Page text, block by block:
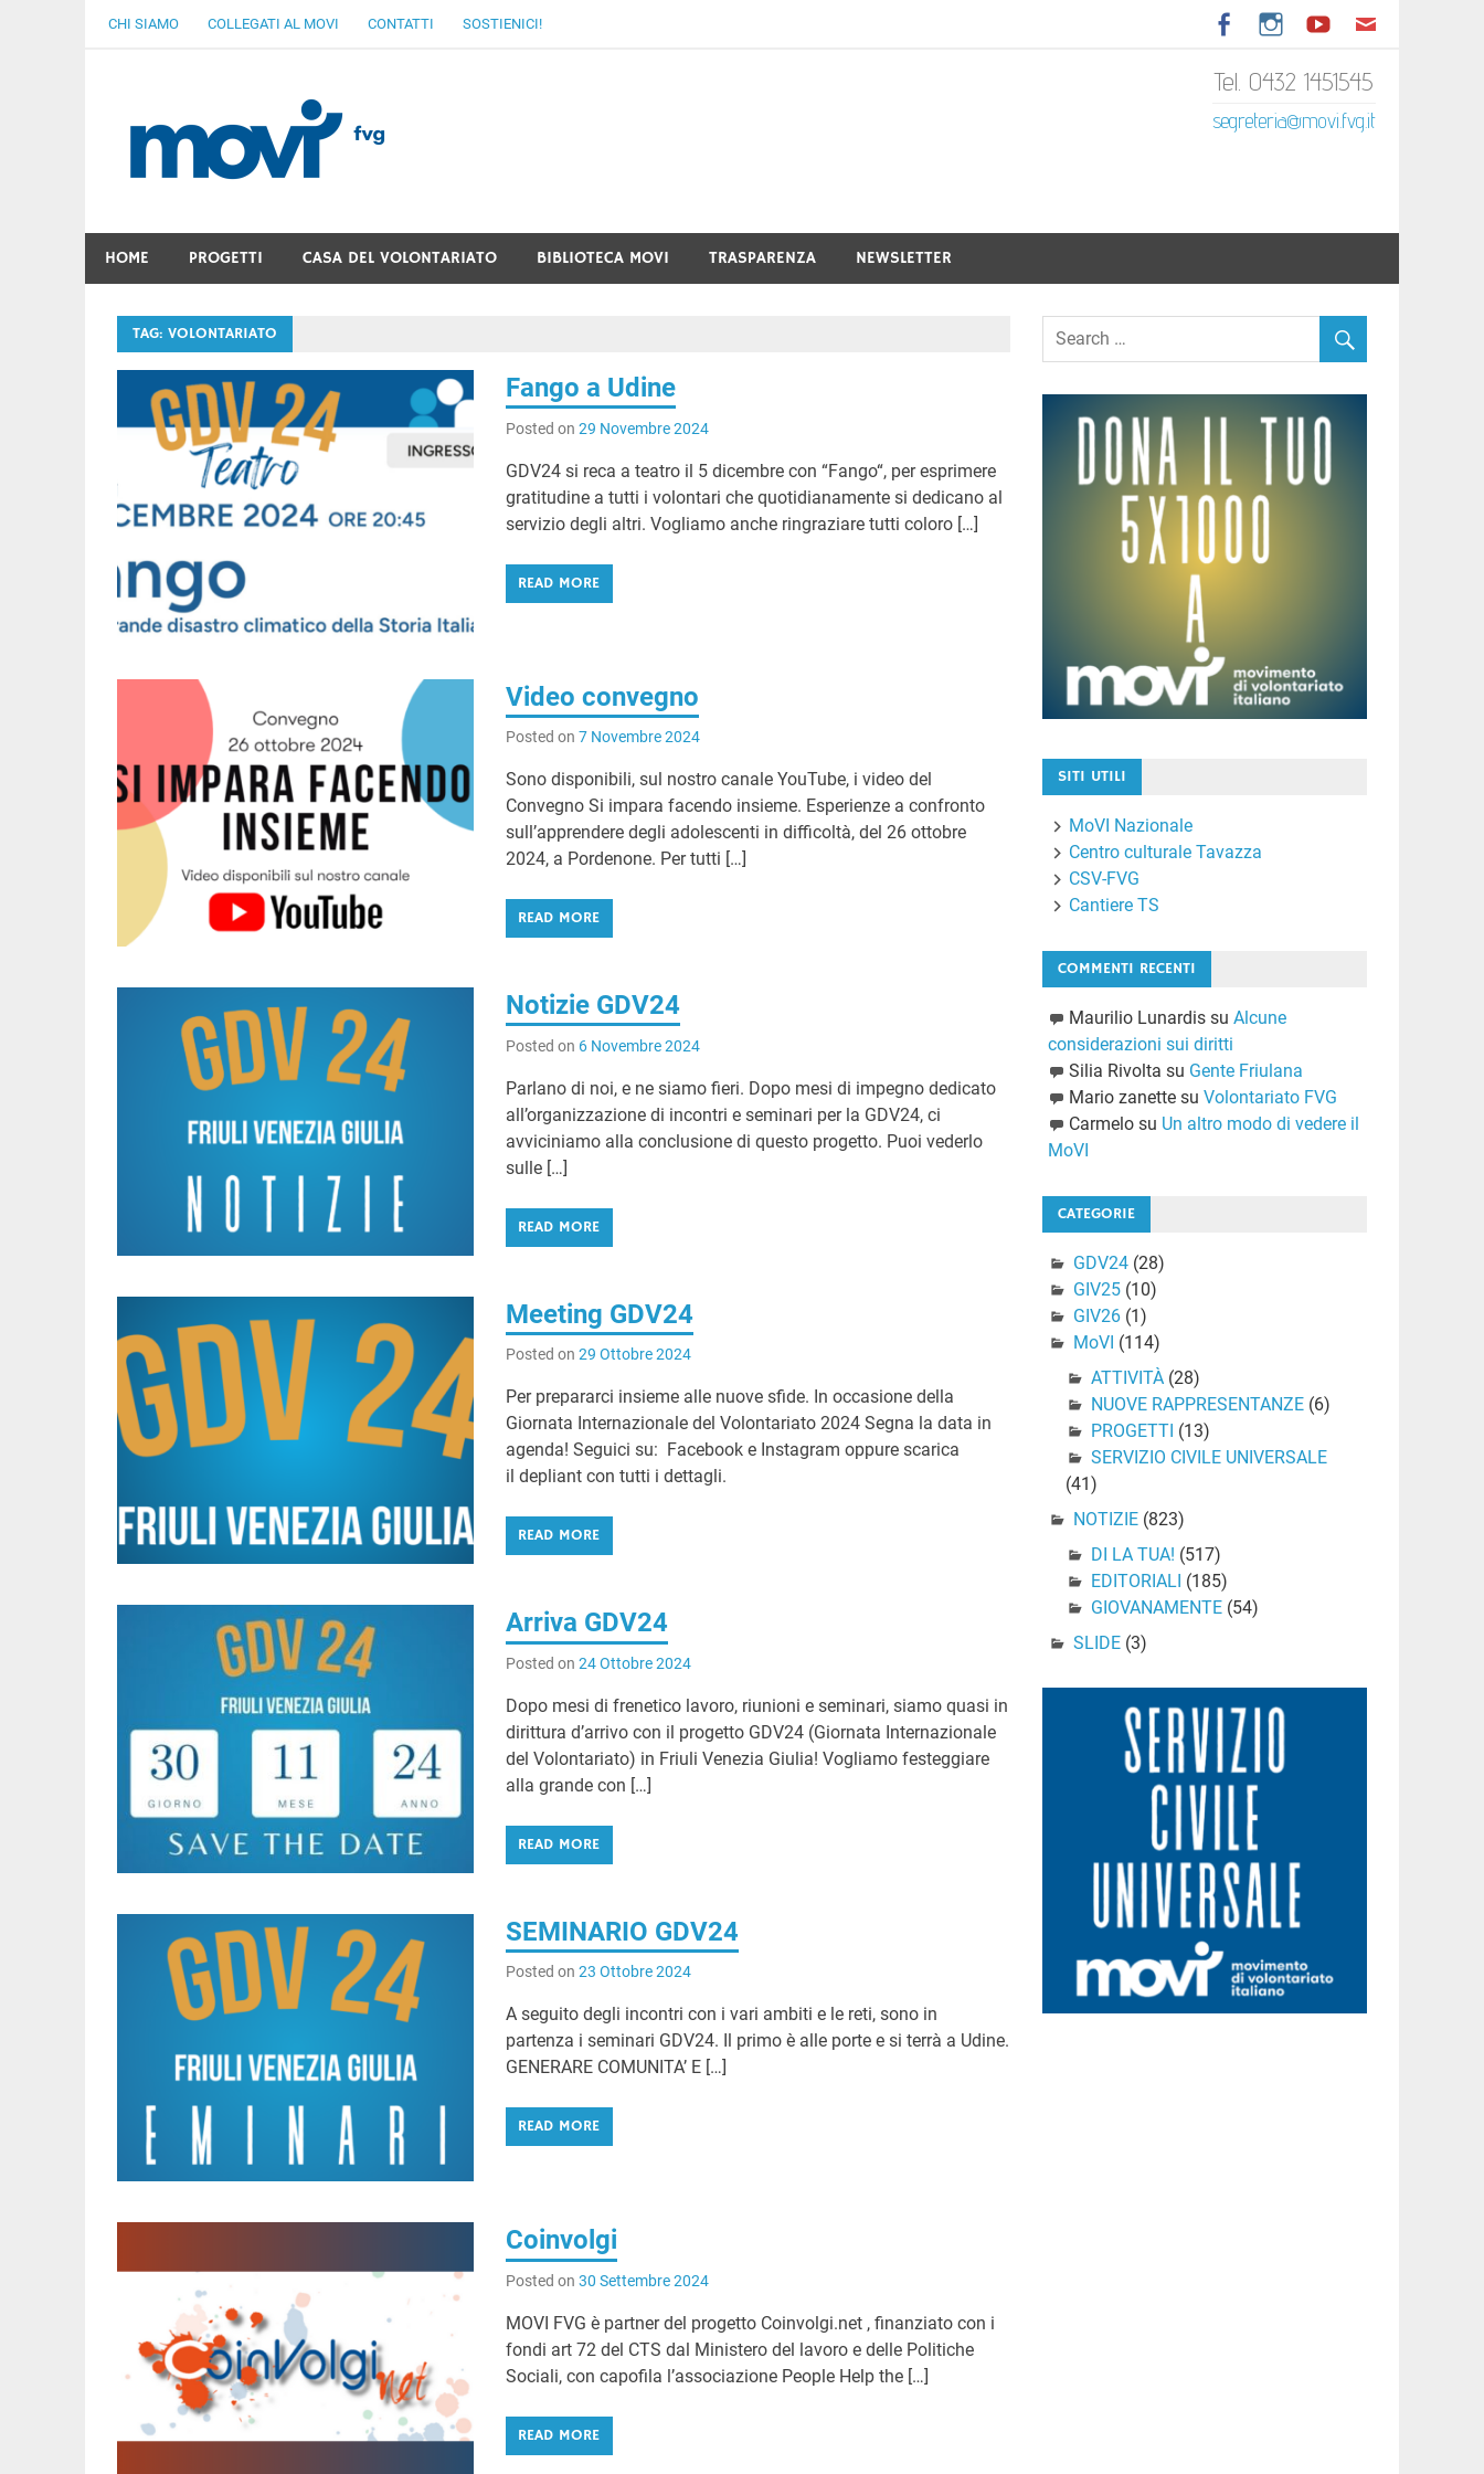
CHI SIAMO COLLEGATI AL MOVI CONTATTI SOSTIENICI!
MoVI FVG – Movimento di Volontariato Italiano del Friuli
Tel. 0432 1451545
segreteria@movi.fvg.it
HOME PROGETTI CASA DEL VOLONTARIATO BIBLIOTECA MOVI TRASPARENZA NEWSLETTER
TAG: VOLONTARIATO
Fango a Udine
Posted on29 Novembre 2024
GDV24 si reca a teatro il 5 dicembre con “Fango“, per esprimere
gratitudine a tutti i volontari che quotidianamente si dedicano al
servizio degli altri. Vogliamo anche ringraziare tutti coloro […]
READ MORE
Video convegno
Posted on7 Novembre 2024
Sono disponibili, sul nostro canale YouTube, i video del
Convegno Si impara facendo insieme. Esperienze a confronto
sull’apprendere degli adolescenti in difficoltà, del 26 ottobre
2024, a Pordenone. Per tutti […]
READ MORE
Notizie GDV24
Posted on 6 Novembre 2024
Parlano di noi, e ne siamo fieri. Dopo mesi di impegno dedicato
all’organizzazione di incontri e seminari per la GDV24, ci
avviciniamo alla conclusione di questo progetto. Puoi vederlo
sulle […]
READ MORE
Meeting GDV24
Posted on29 Ottobre 2024
Per prepararci insieme alle nuove sfide. In occasione della
Giornata Internazionale del Volontariato 2024 Segna la data in
agenda! Seguici su: Facebook e Instagram oppure scarica
il depliant con tutti i dettagli.
READ MORE
Arriva GDV24
Posted on24 Ottobre 2024
Dopo mesi di frenetico lavoro, riunioni e seminari, siamo quasi in
dirittura d’arrivo con il progetto GDV24 (Giornata Internazionale
del Volontariato) in Friuli Venezia Giulia! Vogliamo festeggiare
alla grande con […]
READ MORE
SEMINARIO GDV24
Posted on23 Ottobre 2024
A seguito degli incontri con i vari ambiti e le reti, sono in
partenza i seminari GDV24. Il primo è alle porte e si terrà a Udine.
GENERARE COMUNITA’ E […]
READ MORE
Coinvolgi
Posted on30 Settembre 2024
MOVI FVG è partner del progetto Coinvolgi.net , finanziato con i
fondi art 72 del CTS dal Ministero del lavoro e delle Politiche
Sociali, con capofila l’associazione People Help the […]
READ MORE
SITI UTILI
MoVI Nazionale
Centro culturale Tavazza
CSV-FVG
Cantiere TS
COMMENTI RECENTI
Maurilio Lunardissu Alcune
considerazioni sui diritti
Silia Rivolta su Gente Friulana
Mario zanettesu Volontariato FVG
Carmelosu Un altro modo di vedere il
MoVI
CATEGORIE
GDV24(28)
GIV25(10)
GIV26(1)
MoVI (114)
ATTIVITÀ(28)
NUOVE RAPPRESENTANZE(6)
PROGETTI (13)
SERVIZIO CIVILE UNIVERSALE
(41)
NOTIZIE(823)
DI LA TUA! (517)
EDITORIALI (185)
GIOVANAMENTE(54)
SLIDE(3)